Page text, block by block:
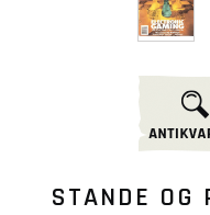
STANDE OG